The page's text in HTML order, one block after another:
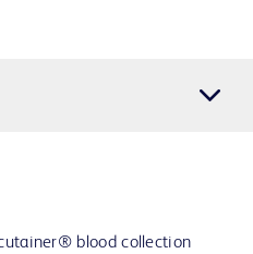
blood collection